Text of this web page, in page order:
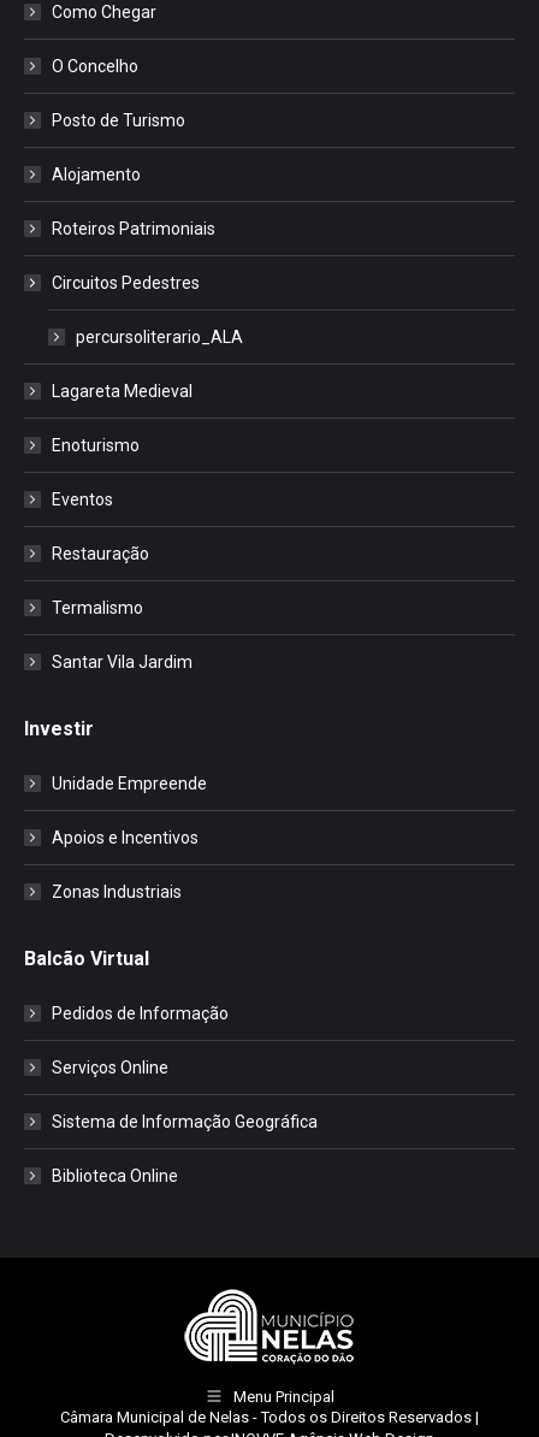
Como Chegar
O Concelho
Posto de Turismo
Alojamento
Roteiros Patrimoniais
Circuitos Pedestres
percursoliterario_ALA
Lagareta Medieval
Enoturismo
Eventos
Restauração
Termalismo
Santar Vila Jardim
Investir
Unidade Empreende
Apoios e Incentivos
Zonas Industriais
Balcão Virtual
Pedidos de Informação
Serviços Online
Sistema de Informação Geográfica
Biblioteca Online
Menu Principal
Câmara Municipal de Nelas - Todos os Direitos Reservados |